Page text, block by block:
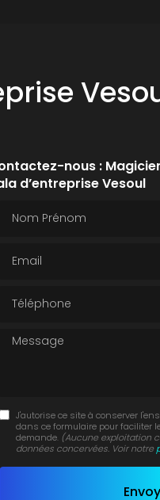
nous :
d’entreprise Vesoul
Message
J'autorise ce site à conserver
dans ce formulaire pour faciliter
demande. (Aucune exploitation
données concervées. Voir notre